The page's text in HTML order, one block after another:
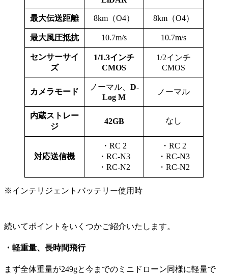
最大伝送距離 8km（O4） 8km（O4）
最大風圧抵抗 10.7m/s 10.7m/s
センサーサイ
ズ
1/1.3インチ
CMOS
1/2インチ
CMOS
カメラモード
ノーマル、 D-
Log M
ノーマル
内蔵ストレー
ジ
42GB なし
対応送信機
・RC 2
・RC-N3
・RC-N2
・RC 2
・RC-N3
・RC-N2
※インテリジェントバッテリー使用時
続いてポイントをいくつかご紹介いたします。
・軽重量、長時間飛行
まず全体重量が249gと今までのミニドローン同様に軽量で